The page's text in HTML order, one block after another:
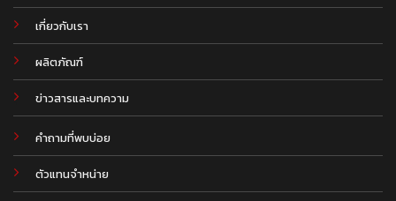
เกี่ยวกับเรา
ผลิตภัณฑ์
ข่าวสารและบทความ
.
คำถามที่พบบ่อย
ตัวแทนจำหน่าย